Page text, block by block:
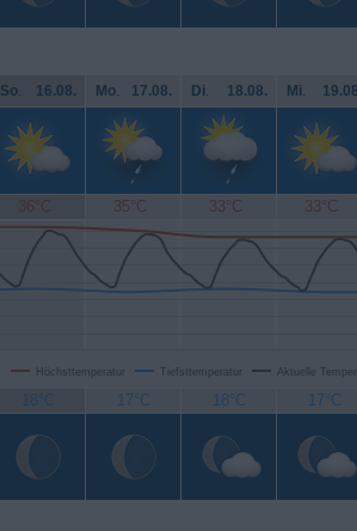
So. 16.08. Mo. 17.08. Di. 18.08. Mi.
36°C 35°C 33°C 33°C
Höchsttemperatur Tiefsttemperatur Aktuelle
18°C 17°C 18°C 17°C